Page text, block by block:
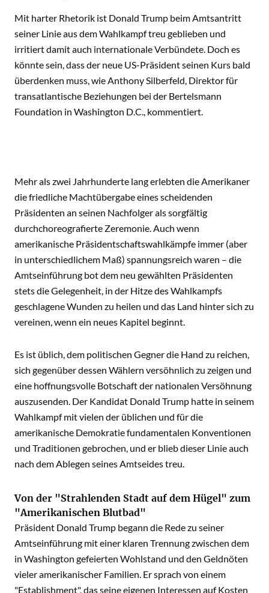
Mit harter Rhetorik ist Donald Trump beim Amtsantritt
seiner Linie aus dem Wahlkampf treu geblieben und
irritiert damit auch internationale Verbündete. Doch es
könnte sein, dass der neue US-Präsident seinen Kurs bald
überdenken muss, wie Anthony Silberfeld, Direktor für
transatlantische Beziehungen bei der Bertelsmann
Foundation in Washington D.C., kommentiert.
Mehr als zwei Jahrhunderte lang erlebten die Amerikaner
die friedliche Machtübergabe eines scheidenden
Präsidenten an seinen Nachfolger als sorgfältig
durchchoreografierte Zeremonie. Auch wenn
amerikanische Präsidentschaftswahlkämpfe immer (aber
in unterschiedlichem Maß) spannungsreich waren – die
Amtseinführung bot dem neu gewählten Präsidenten
stets die Gelegenheit, in der Hitze des Wahlkampfs
geschlagene Wunden zu heilen und das Land hinter sich zu
vereinen, wenn ein neues Kapitel beginnt.
Es ist üblich, dem politischen Gegner die Hand zu reichen,
sich gegenüber dessen Wählern versöhnlich zu zeigen und
eine hoffnungsvolle Botschaft der nationalen Versöhnung
auszusenden. Der Kandidat Donald Trump hatte in seinem
Wahlkampf mit vielen der üblichen und für die
amerikanische Demokratie fundamentalen Konventionen
und Traditionen gebrochen, und er blieb dieser Linie auch
nach dem Ablegen seines Amtseides treu.
Von der "Strahlenden Stadt auf dem Hügel" zum
"Amerikanischen Blutbad"
Präsident Donald Trump begann die Rede zu seiner
Amtseinführung mit einer klaren Trennung zwischen dem
in Washington gefeierten Wohlstand und den Geldnöten
vieler amerikanischer Familien. Er sprach von einem
"Establishment", das seine eigenen Interessen auf Kosten